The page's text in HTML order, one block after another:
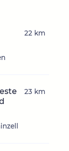
22 km
23 km